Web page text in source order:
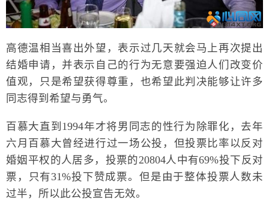
高德温相当喜出外望，表示过几天就会马上再次提出
结婚申请，并表示自己的行为无意要强迫人们改变价
值观，只是希望获得尊重，也希望此判决能够让许多
同志得到希望与勇气。
百慕大直到1994年才将男同志的性行为除罪化，去年
六月百慕大曾经进行过一场公投，但投票比率以反对
婚姻平权的人居多，投票的20804人中有69%投下反对
票，只有31%投下赞成票。但是由于整体投票人数未
过半，所以此公投宣告无效。